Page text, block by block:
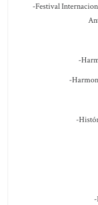
-Festival
-
-
-